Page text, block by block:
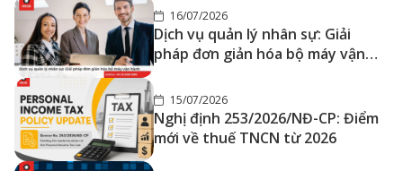
16/07/2026
Dịch vụ quản lý nhân sự: Giải
pháp đơn giản hóa bộ máy vận
15/07/2026
Nghị định 253/2026/NĐ-CP: Điểm
mới về thuế TNCN từ 2026